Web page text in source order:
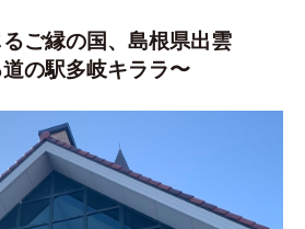
るご縁の国、島根県出雲
の駅多岐キララ〜